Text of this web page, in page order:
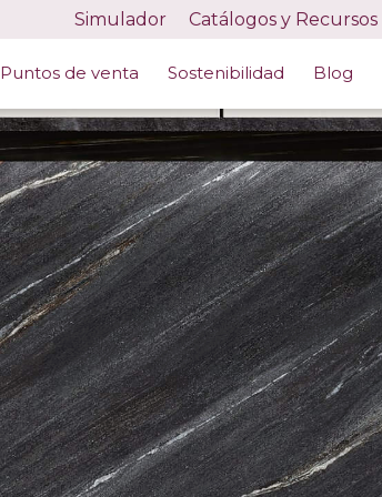
Simulador Catálogos y Recursos
Puntos de venta Sostenibilidad Blog